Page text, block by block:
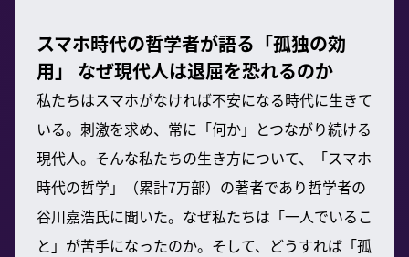
スマホ時代の哲学者が語る「孤独の効
用」 なぜ現代人は退屈を恐れるのか
私たちはスマホがなければ不安になる時代に生きて
いる。刺激を求め、常に「何か」とつながり続ける
現代人。そんな私たちの生き方について、「スマホ
時代の哲学」（累計7万部）の著者であり哲学者の
谷川嘉浩氏に聞いた。なぜ私たちは「一人でいるこ
と」が苦手になったのか。そして、どうすれば「孤